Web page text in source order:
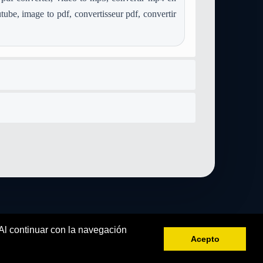
continuar con la navegación
Acepto
convertir aac a image-gif convertir aiff a image-gif
convertir ps a image-gif convertir webp a image-gif
image to pdf, convertisseur pdf, convertir